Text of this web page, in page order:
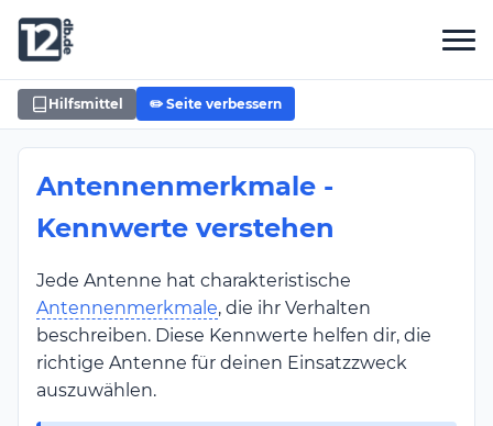
Hilfsmittel ✏️ Seite verbessern
Antennenmerkmale -
Kennwerte verstehen
Jede Antenne hat charakteristische
Antennenmerkmale, die ihr Verhalten
beschreiben. Diese Kennwerte helfen dir, die
richtige Antenne für deinen Einsatzzweck
auszuwählen.